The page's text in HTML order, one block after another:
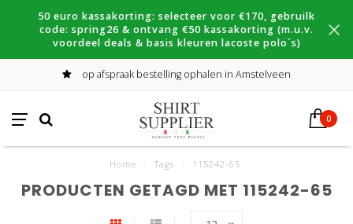
50 euro kassakorting: selecteer voor €170, gebruilk
code: spring26 & ontvang €50 kassakorting (m.u.v.
voordeel deals & basis kleuren lacoste polo´s)
op afspraak bestelling ophalen in Amstelveen
0
Home Tags 115242-65
PRODUCTEN GETAGD MET 115242-65